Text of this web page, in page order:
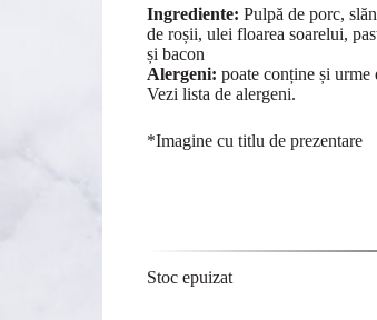
Ingrediente: Pulpă de porc,
de roșii, ulei floarea soarelui,
și bacon
Alergeni: poate conține și urme
Vezi lista de alergeni.
*Imagine cu titlu de prezentare
Stoc epuizat